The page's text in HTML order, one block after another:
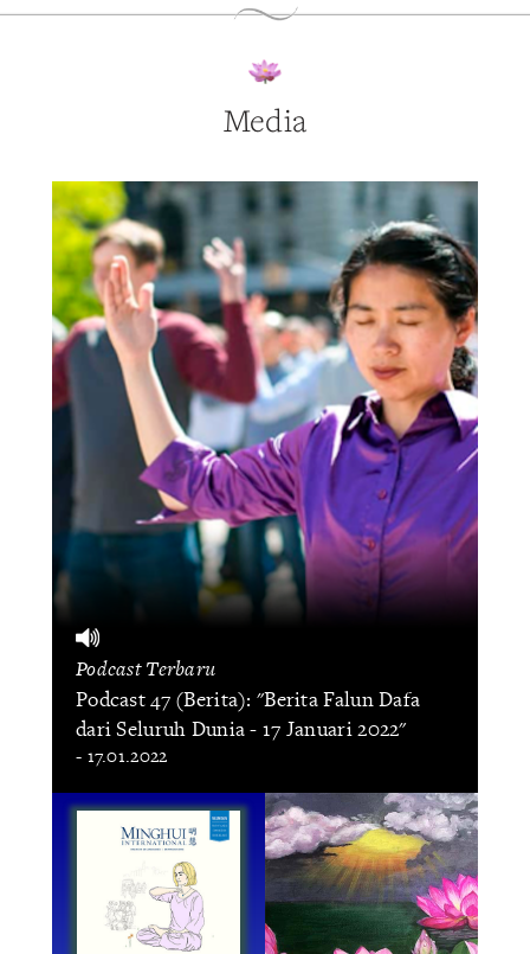
Media
Podcast Terbaru
Podcast 47 (Berita): "Berita Falun Dafa
dari Seluruh Dunia - 17 Januari 2022"
- 17.01.2022